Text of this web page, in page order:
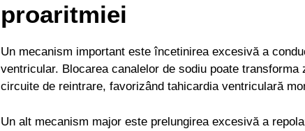
proaritmiei
Un mecanism important este încetinirea excesivă a
ventricular. Blocarea canalelor de sodiu poate transforma
circuite de reintrare, favorizând tahicardia ventriculară
Un alt mecanism major este prelungirea excesivă a